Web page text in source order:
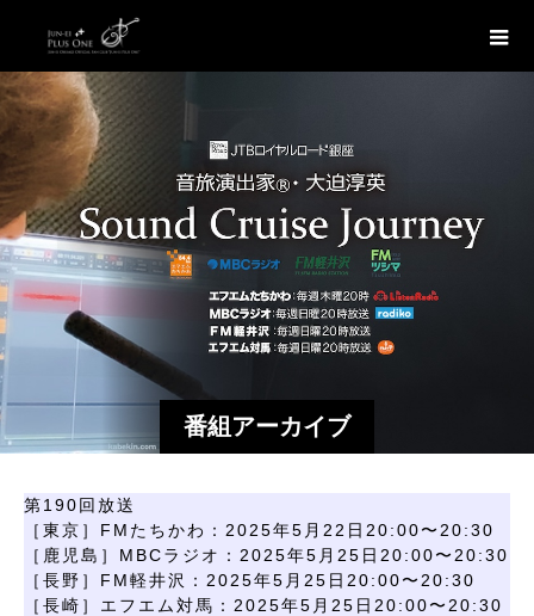
番組アーカイブ
第190回放送
［東京］FMたちかわ：2025年5月22日20:00〜20:30
［鹿児島］MBCラジオ：2025年5月25日20:00〜20:30
［長野］FM軽井沢：2025年5月25日20:00〜20:30
［長崎］エフエム対馬：2025年5月25日20:00〜20:30